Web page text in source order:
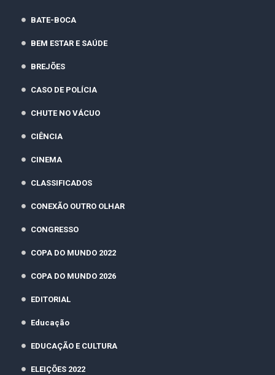
BATE-BOCA
BEM ESTAR E SAÚDE
BREJÕES
CASO DE POLÍCIA
CHUTE NO VÁCUO
CIÊNCIA
CINEMA
CLASSIFICADOS
CONEXÃO OUTRO OLHAR
CONGRESSO
COPA DO MUNDO 2022
COPA DO MUNDO 2026
EDITORIAL
Educação
EDUCAÇÃO E CULTURA
ELEIÇÕES 2022